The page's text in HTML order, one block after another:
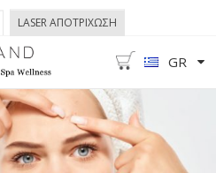
GR
LASER ΑΠΟΤΡΙΧΩΣΗ